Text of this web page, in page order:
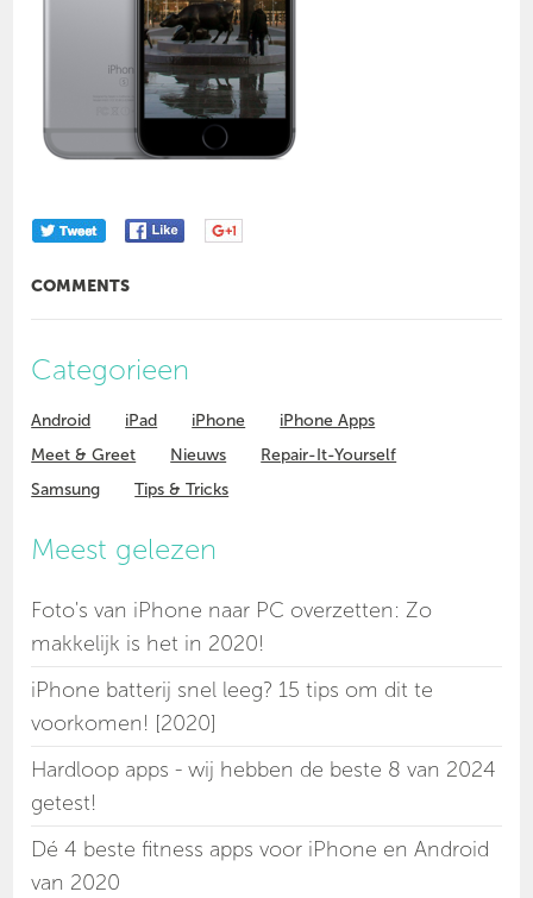
COMMENTS
Categorieen
Android iPad iPhone
iPhone Apps
Meet & Greet
Nieuws
Repair-It-Yourself
Samsung
Tips & Tricks
Meest gelezen
Foto's van iPhone naar PC overzetten: Zo
makkelijk is het in 2020!
iPhone batterij snel leeg? 15 tips om dit te
voorkomen! [2020]
Hardloop apps - wij hebben de beste 8 van 2024
getest!
Dé 4 beste fitness apps voor iPhone en Android
van 2020